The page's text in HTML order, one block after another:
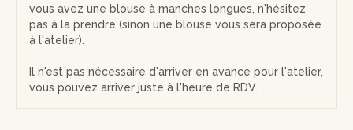
vous avez une blouse à manches longues, n'hésitez
pas à la prendre (sinon une blouse vous sera proposée
à l'atelier).
Il n'est pas nécessaire d'arriver en avance pour l'atelier,
vous pouvez arriver juste à l'heure de RDV.